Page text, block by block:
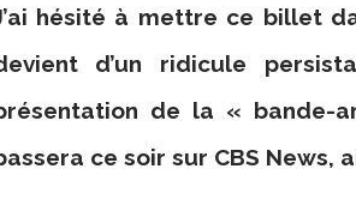
hésité à mettre ce billet
d’un ridicule
de la « bande-
ce soir sur CBS News,